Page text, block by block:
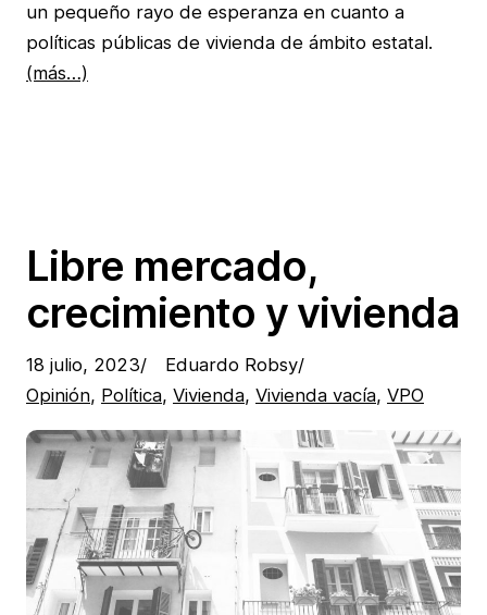
un pequeño rayo de esperanza en cuanto a
políticas públicas de vivienda de ámbito estatal.
(más…)
Libre mercado,
crecimiento y vivienda
18 julio, 2023/ Eduardo Robsy/
Opinión, Política, Vivienda, Vivienda vacía, VPO